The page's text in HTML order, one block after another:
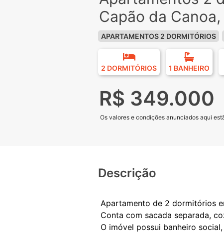
Capão da
APARTAMENTOS 2 DORMITÓRIOS
2 DORMITÓRIOS 1 BANHEIRO
R$ 349.000
Os valores e condições anunciados aqui
Descrição
Apartamento de 2 dormitórios
Conta com sacada separada,
O imóvel possui banheiro